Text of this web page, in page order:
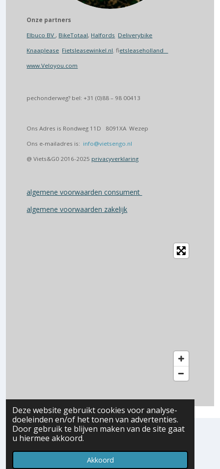
Deze website gebruikt cookies voor analyse-
doeleinden en/of het tonen van advertenties.
Door gebruik te blijven maken van de site gaat
u hiermee akkoord.
Akkoord
Onze partners
Elbuco BV , BikeTotaal, Halfords Deliverybike
Knaaplease Fietsleasewinkel.nl . fietsleaseholland
www.Veloyou.com
pechonderweg? bel: +31 (0)88 – 98 00413
Ons Adres is Rondweg 11D 8091XA Wezep
Ons e-mailadres is: info@vietsengo.nl
@ Viets&G0 2016-2025 privacyverklaring
algemene voorwaarden consument
algemene voorwaarden zakelijk